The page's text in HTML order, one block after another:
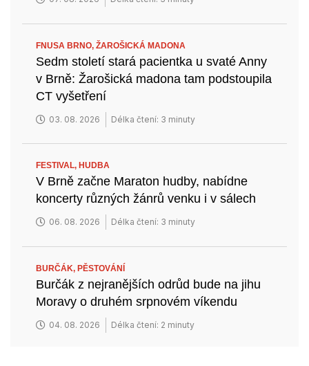
FNUSA BRNO, ŽAROŠICKÁ MADONA
Sedm století stará pacientka u svaté Anny
v Brně: Žarošická madona tam podstoupila
CT vyšetření
03. 08. 2026 Délka čtení: 3 minuty
FESTIVAL, HUDBA
V Brně začne Maraton hudby, nabídne
koncerty různých žánrů venku i v sálech
06. 08. 2026 Délka čtení: 3 minuty
BURČÁK, PĚSTOVÁNÍ
Burčák z nejranějších odrůd bude na jihu
Moravy o druhém srpnovém víkendu
04. 08. 2026 Délka čtení: 2 minuty